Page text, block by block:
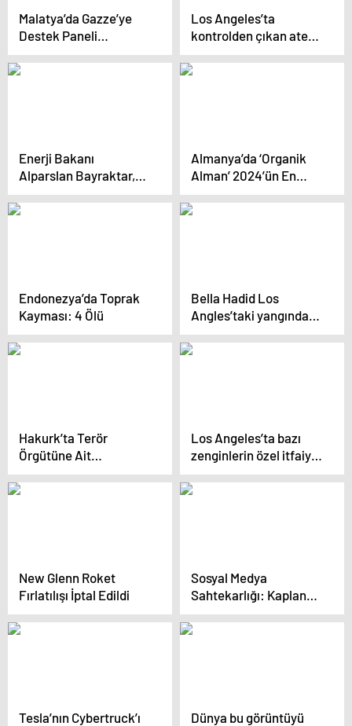
Malatya’da Gazze’ye
Destek Paneli
Düzenlendi
Los Angeles’ta
kontrolden çıkan ateş
hortumları dehşet
saçıyor
Enerji Bakanı
Alparslan Bayraktar,
IRENA Genel Kurulu’na
Katıldı
Almanya’da ‘Organik
Alman’ 2024’ün En
Kötü Kelimesi Seçildi
Endonezya’da Toprak
Kayması: 4 Ölü
Bella Hadid Los
Angles’taki yangında
kül olan evinin
fotoğrafını paylaştı
Hakurk’ta Terör
Örgütüne Ait
Mühimmat Ele Geçirildi
Los Angeles’ta bazı
zenginlerin özel itfaiye
ekibi kiralaması,
tepkilere yol açtı
New Glenn Roket
Fırlatılışı İptal Edildi
Sosyal Medya
Sahtekarlığı: Kaplan
Yalanı
Tesla’nın Cybertruck’ı
Dünya bu görüntüyü